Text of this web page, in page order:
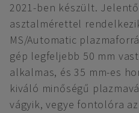
2021-ben készült.
asztalmérettel
MS/Automatic
gép legfeljebb 50 mm
alkalmas, és 35 mm-es
kiváló minőségű
vágyik, vegye fontolóra